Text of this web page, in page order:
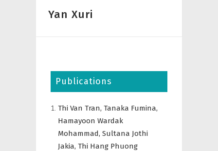
Yan Xuri
Publications
Thi Van Tran, Tanaka Fumina,
Hamayoon Wardak
Mohammad, Sultana Jothi
Jakia, Thi Hang Phuong